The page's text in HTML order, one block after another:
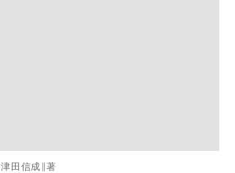
津田信成∥著